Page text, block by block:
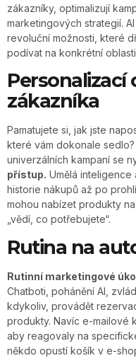
zákazníky, optimalizují
marketingových strategií.
revoluční možnosti, které
podívat na konkrétní
Personalizací
zákazníka
Pamatujete si, jak jste
které vám dokonale sedlo?
univerzálních kampaní se
přístup. Umělá
historie nákupů až po
mohou nabízet produkty
„vědí, co potřebujete“.
Rutina na
Rutinní marketingové
Chatboti, pohánění AI,
kdykoliv, provádět
produkty. Navíc e-mailové
aby reagovaly na
někdo opustí košík v e-